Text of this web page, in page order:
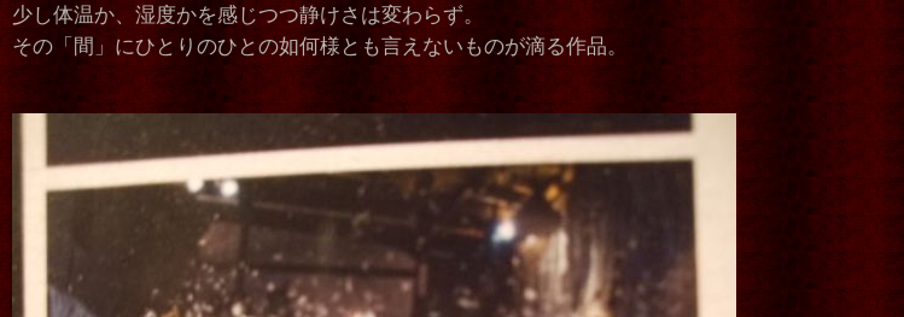
少し体温か、湿度かを感じつつ静けさは変わらず。
その「間」にひとりのひとの如何様とも言えないものが滴る作品。